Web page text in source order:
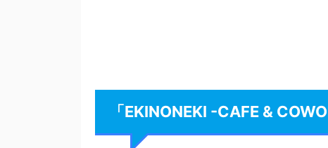
「EKINONEKI -CAFE &